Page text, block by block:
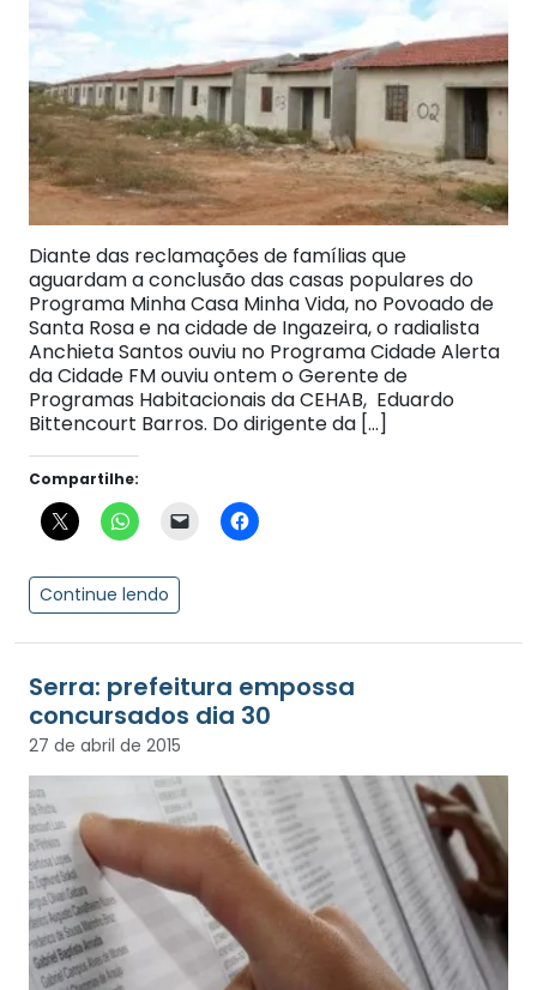
Diante das reclamações de famílias que
aguardam a conclusão das casas populares do
Programa Minha Casa Minha Vida, no Povoado de
Santa Rosa e na cidade de Ingazeira, o radialista
Anchieta Santos ouviu no Programa Cidade Alerta
da Cidade FM ouviu ontem o Gerente de
Programas Habitacionais da CEHAB, Eduardo
Bittencourt Barros. Do dirigente da […]
Compartilhe:
Continue lendo
Serra: prefeitura empossa
concursados dia 30
27 de abril de 2015